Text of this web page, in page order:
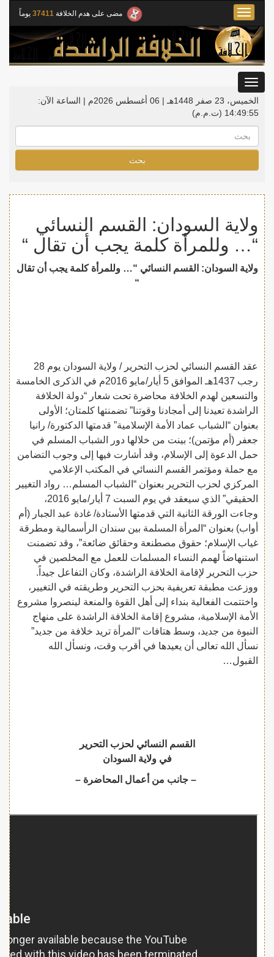
مضى على هدم الخلافة 37411 يوماً
Toggle
navigation
الخميس، 23 صفر 1448هـ | 06 أغسطس 2026م |
الساعة الآن:
14:49:56 (ت.م.م)
بحث
ولاية السودان: القسم النسائي
“… وللمرأة كلمة يجب أن تقال “
ولاية السودان: القسم النسائي “… وللمرأة كلمة يجب أن تقال
“
عقد القسم النسائي لحزب التحرير / ولاية السودان يوم 28
رجب 1437هـ الموافق 5 أيار/مايو 2016م في الذكرى الخامسة
والتسعين لهدم الخلافة محاضرة تحت شعار “دولة الخلافة
الراشدة تعيدنا إلى أمجادنا وقوتنا” تضمنتها كلمتان؛ الأولى
بعنوان “الشباب عماد الأمة الإسلامية” قدمتها الدكتورة/ رانيا
جعفر (أم مؤتمن)؛ بينت من خلالها دور الشباب المسلم في
حمل الدعوة إلى الإسلام، وقد أشارت فيها إلى وجوب التضامن
مع حملة ومؤتمر القسم النسائي في المكتب الإعلامي
المركزي لحزب التحرير بعنوان “الشباب المسلم… رواد التغيير
الحقيقي” الذي سيعقد في يوم السبت 7 أيار/مايو 2016،
وجاءت الورقة الثانية التي قدمتها الأستادة/ غادة عبد الجبار (أم
أواب) بعنوان “المرأة المسلمة بين سندان الرأسمالية ومطرقة
غياب الإسلام؛ حقوق مصطنعة وحقائق ضائعة”، وقد تضمنت
استنهاضاً لهمم النساء المسلمات للعمل مع المخلصين في
حزب التحرير لإقامة الخلافة الراشدة، وكان التفاعل جيداً.
ووزعت مطبقة تعريفية بحزب التحرير وطريقته في التغيير،
واختتمت الفعالية بنداء إلى أهل القوة والمنعة لينصروا مشروع
الأمة الإسلامية، مشروع إقامة الخلافة الراشدة على منهاج
النبوة من جديد، وسط هتافات “المرأة تريد خلافة من جديد”
نسأل الله تعالى أن يعيدها في أقرب وقت، ونسأل الله
القبول…
القسم النسائي لحزب التحرير
في ولاية السودان
– جانب من أعمال المحاضرة –